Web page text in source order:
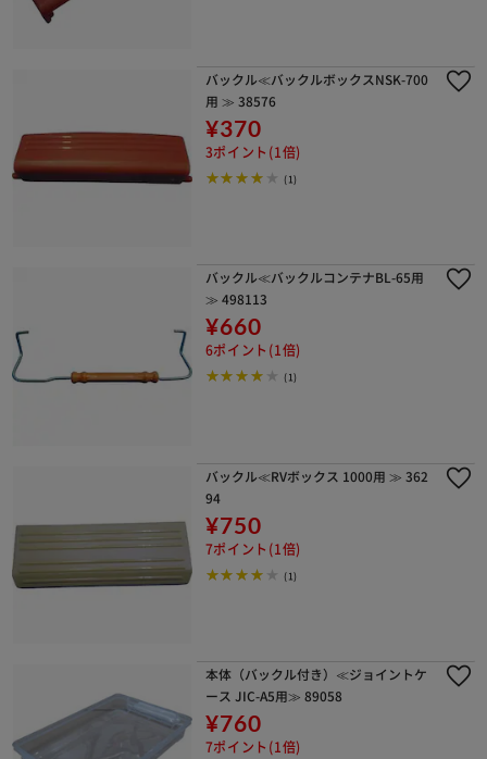
バックル≪バックルボックスNSK-700
用 ≫ 38576
¥370
3ポイント(1倍)
(1)
バックル≪バックルコンテナBL-65用
≫ 498113
¥660
6ポイント(1倍)
(1)
バックル≪RVボックス 1000用 ≫ 362
94
¥750
7ポイント(1倍)
(1)
本体（バックル付き）≪ジョイントケ
ース JIC-A5用≫ 89058
¥760
7ポイント(1倍)